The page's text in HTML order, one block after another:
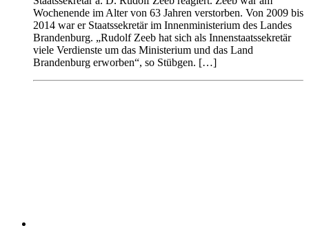
Wochenende im Alter von 63 Jahren verstorben. Von 2009 bis
2014 war er Staatssekretär im Innenministerium des Landes
Brandenburg. „Rudolf Zeeb hat sich als Innenstaatssekretär
viele Verdienste um das Ministerium und das Land
Brandenburg erworben“, so Stübgen. […]